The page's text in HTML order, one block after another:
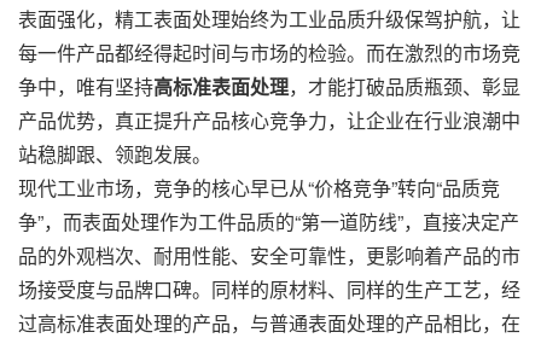
表面强化，精工表面处理始终为工业品质升级保驾护航，让
每一件产品都经得起时间与市场的检验。而在激烈的市场竞
争中，唯有坚持高标准表面处理，才能打破品质瓶颈、彰显
产品优势，真正提升产品核心竞争力，让企业在行业浪潮中
站稳脚跟、领跑发展。
现代工业市场，竞争的核心早已从“价格竞争”转向“品质竞
争”，而表面处理作为工件品质的“第一道防线”，直接决定产
品的外观档次、耐用性能、安全可靠性，更影响着产品的市
场接受度与品牌口碑。同样的原材料、同样的生产工艺，经
过高标准表面处理的产品，与普通表面处理的产品相比，在